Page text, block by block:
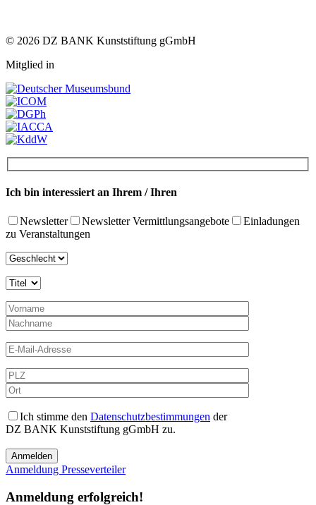
© 2026 DZ BANK Kunststiftung gGmbH
Mitglied in
Ich bin interessiert an Ihrem / Ihren
Newsletter Newsletter Vermittlungsangebote
Einladungen
zu Veranstaltungen
Ich stimme den Datenschutzbestimmungen der
DZ BANK Kunststiftung gGmbH zu.
Anmeldung Presseverteiler
Anmeldung erfolgreich!